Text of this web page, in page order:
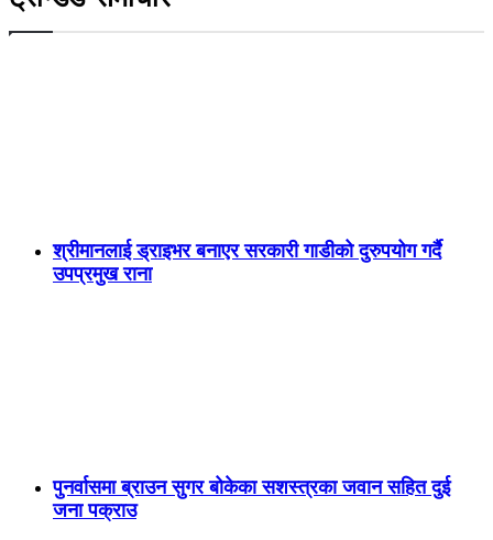
श्रीमानलाई ड्राइभर बनाएर सरकारी गाडीको दुरुपयोग गर्दै
उपप्रमुख राना
पुनर्वासमा ब्राउन सुगर बोकेका सशस्त्रका जवान सहित दुई
जना पक्राउ